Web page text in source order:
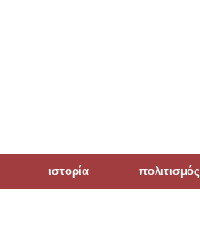
ιστορία πολιτισμός